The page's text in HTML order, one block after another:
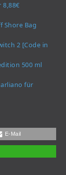
8,88€
Shore Bag
2 [Code in
500 ml
für
E-Mail